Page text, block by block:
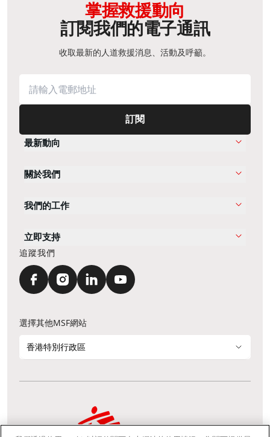
掌握救援動向
訂閱我們的電子通訊
收取最新的人道救援消息、活動及呼籲。
訂閱
最新動向
關於我們
我們的工作
立即支持
追蹤我們
選擇其他MSF網站
香港特別行政區